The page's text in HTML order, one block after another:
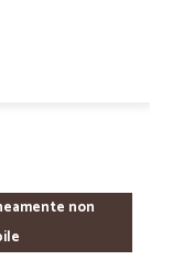
non